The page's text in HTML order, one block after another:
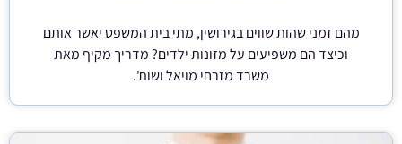
מהם זמני שהות שווים בגירושין, מתי בית המשפט יאשר אותם
וכיצד הם משפיעים על מזונות ילדים? מדריך מקיף מאת
משרד מזרחי מויאל ושות'.